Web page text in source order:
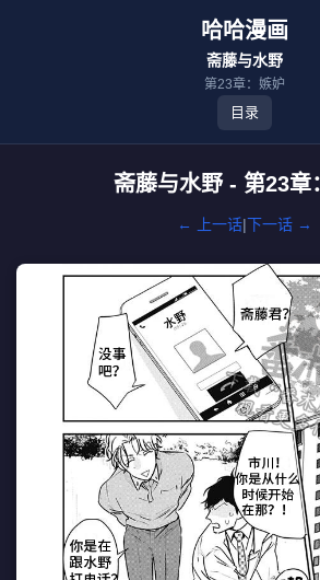
哈哈漫画
斋藤与水野
第23章：嫉妒
目录
斋藤与水野 - 第23章
← 上一话|下一话 →